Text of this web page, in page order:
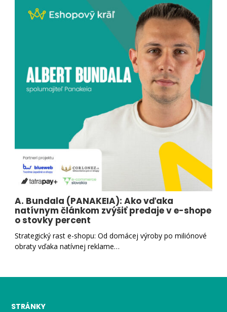
A. Bundala (PANAKEIA): Ako vďaka
natívnym článkom zvýšiť predaje v e-shope
o stovky percent
Strategický rast e-shopu: Od domácej výroby po miliónové
obraty vďaka natívnej reklame…
STRÁNKY